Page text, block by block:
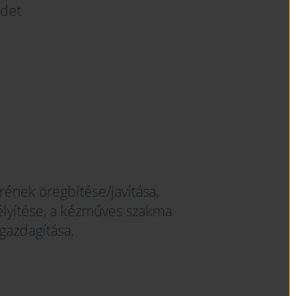
öregbítése/javítása,
a kézműves szakma